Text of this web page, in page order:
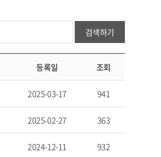
검색하기
등록일 조회
2025-03-17 941
2025-02-27 363
2024-12-11 932